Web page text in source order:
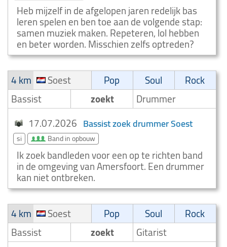
Heb mijzelf in de afgelopen jaren redelijk bas
leren spelen en ben toe aan de volgende stap:
samen muziek maken. Repeteren, lol hebben
en beter worden. Misschien zelfs optreden?
4 km
Soest Pop Soul
Rock
Bassist
zoekt
Drummer
17.07.2026 Bassist zoek drummer Soest
si Band in opbouw
Ik zoek bandleden voor een op te richten band
in de omgeving van Amersfoort. Een drummer
kan niet ontbreken.
4 km
Soest Pop Soul
Rock
Bassist
zoekt
Gitarist